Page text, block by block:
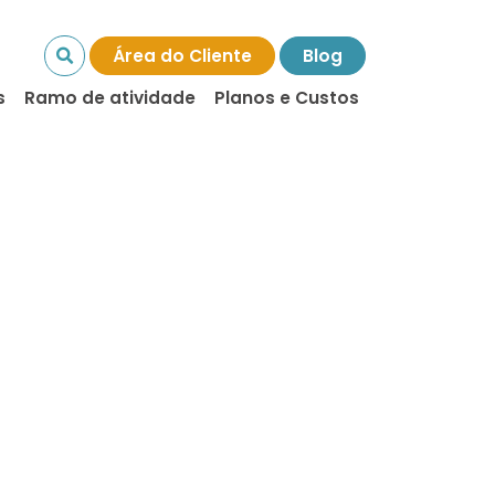
Área do Cliente
Blog
Ramo de atividade Planos e Custos